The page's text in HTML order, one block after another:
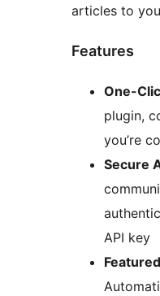
articles to
Features
One-
plugin,
you’re
Secure
API key